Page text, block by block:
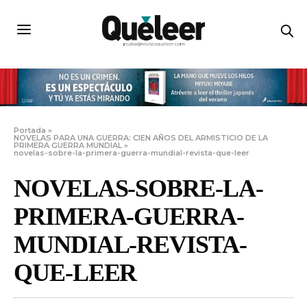
Portada »
NOVELAS PARA UNA GUERRA: CIEN AÑOS DEL ARMISTICIO DE LA
PRIMERA GUERRA MUNDIAL »
novelas-sobre-la-primera-guerra-mundial-revista-que-leer
NOVELAS-SOBRE-LA-
PRIMERA-GUERRA-
MUNDIAL-REVISTA-
QUE-LEER